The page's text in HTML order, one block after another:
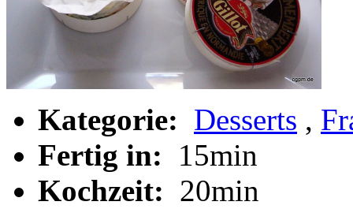
Kategorie: Desserts ,
Fertig in:
15min
Kochzeit: 20min